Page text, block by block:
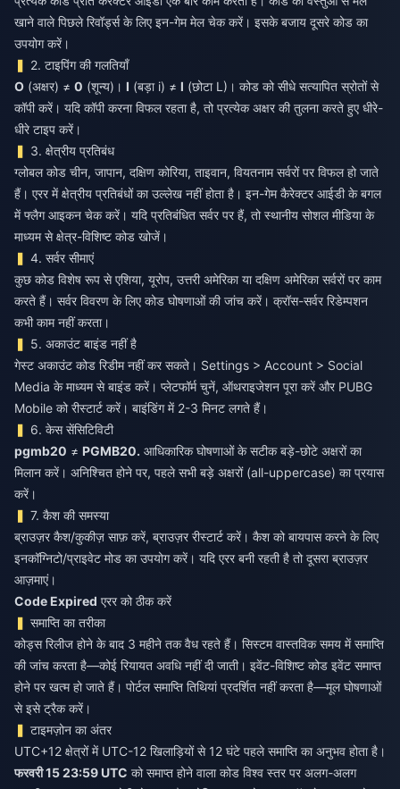
खाने वाले पिछले रिवॉर्ड्स के लिए इन-गेम मेल चेक करें। इसके बजाय दूसरे कोड का
उपयोग करें।
2. टाइपिंग की गलतियाँ
O (अक्षर) ≠ 0 (शून्य)। I (बड़ा i) ≠ l (छोटा L)। कोड को सीधे सत्यापित स्रोतों से
कॉपी करें। यदि कॉपी करना विफल रहता है, तो प्रत्येक अक्षर की तुलना करते हुए धीरे-
धीरे टाइप करें।
3. क्षेत्रीय प्रतिबंध
ग्लोबल कोड चीन, जापान, दक्षिण कोरिया, ताइवान, वियतनाम सर्वरों पर विफल हो जाते
हैं। एरर में क्षेत्रीय प्रतिबंधों का उल्लेख नहीं होता है। इन-गेम कैरेक्टर आईडी के बगल
में फ्लैग आइकन चेक करें। यदि प्रतिबंधित सर्वर पर हैं, तो स्थानीय सोशल मीडिया के
माध्यम से क्षेत्र-विशिष्ट कोड खोजें।
4. सर्वर सीमाएं
कुछ कोड विशेष रूप से एशिया, यूरोप, उत्तरी अमेरिका या दक्षिण अमेरिका सर्वरों पर काम
करते हैं। सर्वर विवरण के लिए कोड घोषणाओं की जांच करें। क्रॉस-सर्वर रिडेम्पशन
कभी काम नहीं करता।
5. अकाउंट बाइंड नहीं है
गेस्ट अकाउंट कोड रिडीम नहीं कर सकते। Settings > Account > Social
Media के माध्यम से बाइंड करें। प्लेटफॉर्म चुनें, ऑथराइजेशन पूरा करें और PUBG
Mobile को रीस्टार्ट करें। बाइंडिंग में 2-3 मिनट लगते हैं।
6. केस सेंसिटिविटी
pgmb20 ≠ PGMB20. आधिकारिक घोषणाओं के सटीक बड़े-छोटे अक्षरों का
मिलान करें। अनिश्चित होने पर, पहले सभी बड़े अक्षरों (all-uppercase) का प्रयास
करें।
7. कैश की समस्या
ब्राउज़र कैश/कुकीज़ साफ़ करें, ब्राउज़र रीस्टार्ट करें। कैश को बायपास करने के लिए
इनकॉग्निटो/प्राइवेट मोड का उपयोग करें। यदि एरर बनी रहती है तो दूसरा ब्राउज़र
आज़माएं।
Code Expired एरर को ठीक करें
समाप्ति का तरीका
कोड्स रिलीज होने के बाद 3 महीने तक वैध रहते हैं। सिस्टम वास्तविक समय में समाप्ति
की जांच करता है—कोई रियायत अवधि नहीं दी जाती। इवेंट-विशिष्ट कोड इवेंट समाप्त
होने पर खत्म हो जाते हैं। पोर्टल समाप्ति तिथियां प्रदर्शित नहीं करता है—मूल घोषणाओं
से इसे ट्रैक करें।
टाइमज़ोन का अंतर
UTC+12 क्षेत्रों में UTC-12 खिलाड़ियों से 12 घंटे पहले समाप्ति का अनुभव होता है।
फरवरी 15 23:59 UTC को समाप्त होने वाला कोड विश्व स्तर पर अलग-अलग